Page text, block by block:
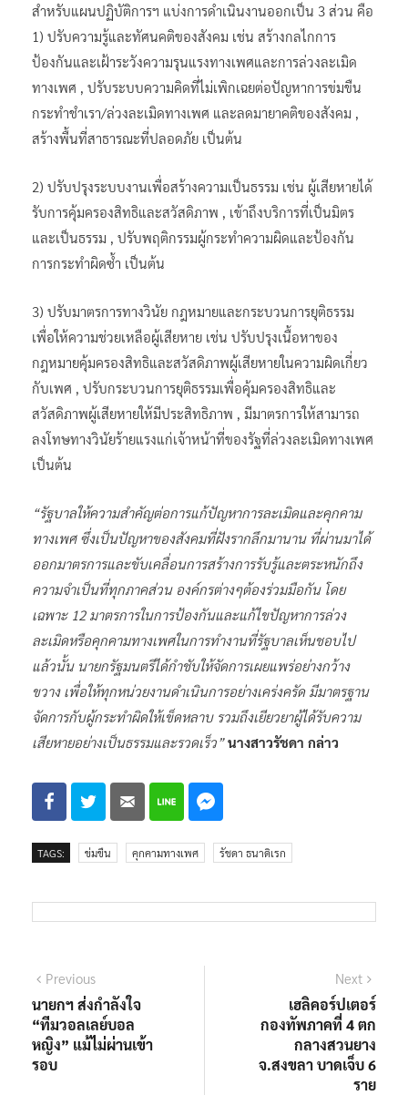
สำหรับแผนปฏิบัติการฯ แบ่งการดำเนินงานออกเป็น 3 ส่วน คือ
1) ปรับความรู้และทัศนคติของสังคม เช่น สร้างกลไกการ
ป้องกันและเฝ้าระวังความรุนแรงทางเพศและการล่วงละเมิด
ทางเพศ , ปรับระบบความคิดที่ไม่เพิกเฉยต่อปัญหาการข่มขืน
กระทำชำเรา/ล่วงละเมิดทางเพศ และลดมายาคติของสังคม ,
สร้างพื้นที่สาธารณะที่ปลอดภัย เป็นต้น
2) ปรับปรุงระบบงานเพื่อสร้างความเป็นธรรม เช่น ผู้เสียหายได้
รับการคุ้มครองสิทธิและสวัสดิภาพ , เข้าถึงบริการที่เป็นมิตร
และเป็นธรรม , ปรับพฤติกรรมผู้กระทำความผิดและป้องกัน
การกระทำผิดซ้ำ เป็นต้น
3) ปรับมาตรการทางวินัย กฎหมายและกระบวนการยุติธรรม
เพื่อให้ความช่วยเหลือผู้เสียหาย เช่น ปรับปรุงเนื้อหาของ
กฎหมายคุ้มครองสิทธิและสวัสดิภาพผู้เสียหายในความผิดเกี่ยว
กับเพศ , ปรับกระบวนการยุติธรรมเพื่อคุ้มครองสิทธิและ
สวัสดิภาพผู้เสียหายให้มีประสิทธิภาพ , มีมาตรการให้สามารถ
ลงโทษทางวินัยร้ายแรงแก่เจ้าหน้าที่ของรัฐที่ล่วงละเมิดทางเพศ
เป็นต้น
“รัฐบาลให้ความสำคัญต่อการแก้ปัญหาการละเมิดและคุกคาม
ทางเพศ ซึ่งเป็นปัญหาของสังคมที่ฝังรากลึกมานาน ที่ผ่านมาได้
ออกมาตรการและขับเคลื่อนการสร้างการรับรู้และตระหนักถึง
ความจำเป็นที่ทุกภาคส่วน องค์กรต่างๆต้องร่วมมือกัน โดย
เฉพาะ 12 มาตรการในการป้องกันและแก้ไขปัญหาการล่วง
ละเมิดหรือคุกคามทางเพศในการทำงานที่รัฐบาลเห็นชอบไป
แล้วนั้น นายกรัฐมนตรีได้กำชับให้จัดการเผยแพร่อย่างกว้าง
ขวาง เพื่อให้ทุกหน่วยงานดำเนินการอย่างเคร่งครัด มีมาตรฐาน
จัดการกับผู้กระทำผิดให้เข็ดหลาบ รวมถึงเยียวยาผู้ได้รับความ
เสียหายอย่างเป็นธรรมและรวดเร็ว”นางสาวรัชดา กล่าว
TAGS: ข่มขืน คุกคามทางเพศ รัชดา ธนาดิเรก
แนะแนว
เรื่อง
PreviousPrevious
post:
นายกฯ ส่งกำลังใจ
“ทีมวอลเลย์บอล
หญิง” แม้ไม่ผ่านเข้า
รอบ
Next
post:
เฮลิคอร์ปเตอร์
กองทัพภาคที่ 4 ตก
กลางสวนยาง
จ.สงขลา บาดเจ็บ 6
ราย